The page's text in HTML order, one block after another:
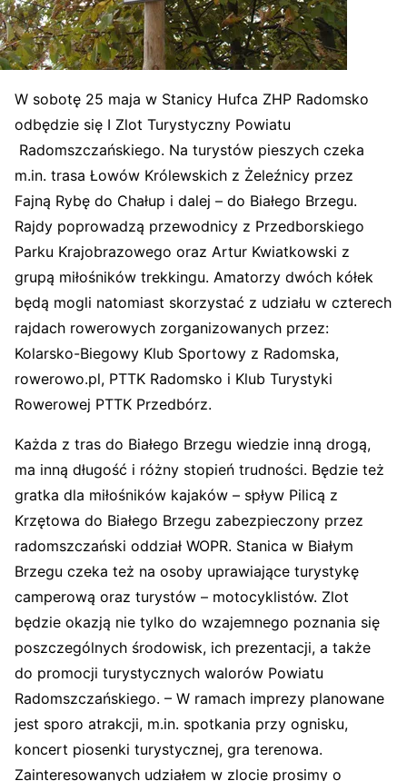
W sobotę 25 maja w Stanicy Hufca ZHP Radomsko
odbędzie się I Zlot Turystyczny Powiatu
Radomszczańskiego. Na turystów pieszych czeka
m.in. trasa Łowów Królewskich z Żeleźnicy przez
Fajną Rybę do Chałup i dalej – do Białego Brzegu.
Rajdy poprowadzą przewodnicy z Przedborskiego
Parku Krajobrazowego oraz Artur Kwiatkowski z
grupą miłośników trekkingu. Amatorzy dwóch kółek
będą mogli natomiast skorzystać z udziału w czterech
rajdach rowerowych zorganizowanych przez:
Kolarsko-Biegowy Klub Sportowy z Radomska,
rowerowo.pl, PTTK Radomsko i Klub Turystyki
Rowerowej PTTK Przedbórz.
Każda z tras do Białego Brzegu wiedzie inną drogą,
ma inną długość i różny stopień trudności. Będzie też
gratka dla miłośników kajaków – spływ Pilicą z
Krzętowa do Białego Brzegu zabezpieczony przez
radomszczański oddział WOPR. Stanica w Białym
Brzegu czeka też na osoby uprawiające turystykę
camperową oraz turystów – motocyklistów. Zlot
będzie okazją nie tylko do wzajemnego poznania się
poszczególnych środowisk, ich prezentacji, a także
do promocji turystycznych walorów Powiatu
Radomszczańskiego. – W ramach imprezy planowane
jest sporo atrakcji, m.in. spotkania przy ognisku,
koncert piosenki turystycznej, gra terenowa.
Zainteresowanych udziałem w zlocie prosimy o